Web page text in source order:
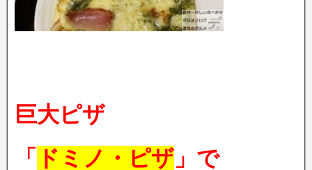
巨大ピザ
「
ドミノ・ピザ」で